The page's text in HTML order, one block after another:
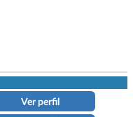
Ver perfil